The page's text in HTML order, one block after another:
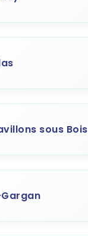
sous Bois